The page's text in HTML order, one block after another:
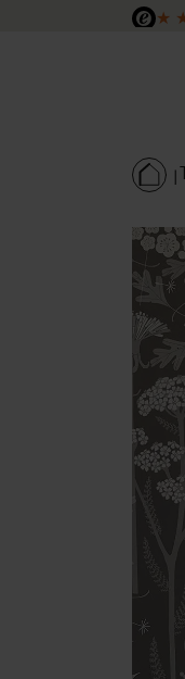
Hauptinhalt springen
Zur Suche springen
Zur ★